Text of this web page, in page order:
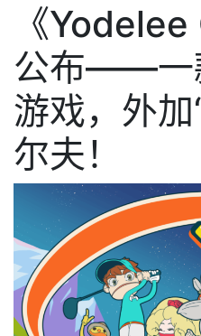
《
公布——一
游戏，外加
尔夫！